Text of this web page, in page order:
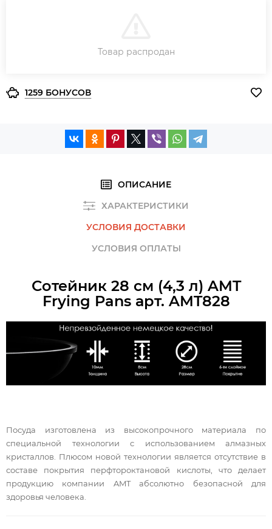
ЗАКАЗ В ОДИН КЛИК
Товар распродан
1259 БОНУСОВ
ОПИСАНИЕ
ХАРАКТЕРИСТИКИ
УСЛОВИЯ ДОСТАВКИ
УСЛОВИЯ ОПЛАТЫ
Сотейник 28 см (4,3 л) AMT
Frying Pans арт. AMT828
Посуда изготовлена из высокопрочного материала по
специальной технологии с использованием алмазных
кристаллов. Плюсом новой технологии является отсутствие в
составе покрытия перфтороктановой кислоты, что делает
продукцию компании AMT абсолютно безопасной для
здоровья человека.